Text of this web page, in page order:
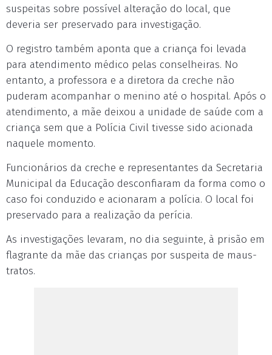
suspeitas sobre possível alteração do local, que
deveria ser preservado para investigação.
O registro também aponta que a criança foi levada
para atendimento médico pelas conselheiras. No
entanto, a professora e a diretora da creche não
puderam acompanhar o menino até o hospital. Após o
atendimento, a mãe deixou a unidade de saúde com a
criança sem que a Polícia Civil tivesse sido acionada
naquele momento.
Funcionários da creche e representantes da Secretaria
Municipal da Educação desconfiaram da forma como o
caso foi conduzido e acionaram a polícia. O local foi
preservado para a realização da perícia.
As investigações levaram, no dia seguinte, à prisão em
flagrante da mãe das crianças por suspeita de maus-
tratos.